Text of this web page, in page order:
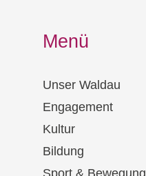
Menü
Unser Waldau
Engagement
Kultur
Bildung
Sport & Bewegung